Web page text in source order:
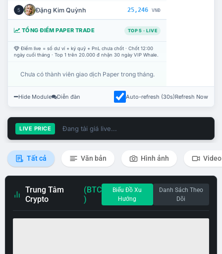
5 Đặng Kim Quỳnh 25,246 VNĐ
TỔNG ĐIỂM PAPER TRADE TOP 5 · LIVE
Điểm live = số dư ví + ký quỹ + PnL chưa chốt · Chốt 12:00
ngày cuối tháng · Top 1 trên 20.000 đ nhận 30 ngày VIP Whale.
Chưa có thành viên giao dịch Paper trong tháng.
Hide Module Diễn đàn Auto-refresh (30s)Refresh Now
LIVE PRICE Đang tải giá live...
Tất cả Văn bản Hình ảnh Video
Trung Tâm
Crypto
(BTC
)
Biểu Đồ Xu
Hướng
Danh Sách Theo
Dõi